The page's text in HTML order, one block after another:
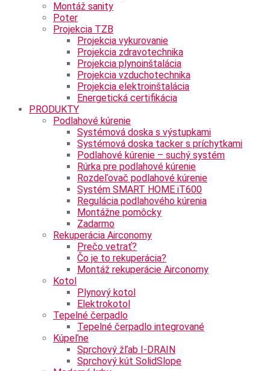
Montáž sanity
Poter
Projekcia TZB
Projekcia vykurovanie
Projekcia zdravotechnika
Projekcia plynoinštalácia
Projekcia vzduchotechnika
Projekcia elektroinštalácia
Energetická certifikácia
PRODUKTY
Podlahové kúrenie
Systémová doska s výstupkami
Systémová doska tacker s príchytkami
Podlahové kúrenie – suchý systém
Rúrka pre podlahové kúrenie
Rozdeľovač podlahové kúrenie
Systém SMART HOME iT600
Regulácia podlahového kúrenia
Montážne pomôcky
Zadarmo
Rekuperácia Airconomy
Prečo vetrať?
Čo je to rekuperácia?
Montáž rekuperácie Airconomy
Kotol
Plynový kotol
Elektrokotol
Tepelné čerpadlo
Tepelné čerpadlo integrované
Kúpeľne
Sprchový žľab I-DRAIN
Sprchový kút SolidSlope